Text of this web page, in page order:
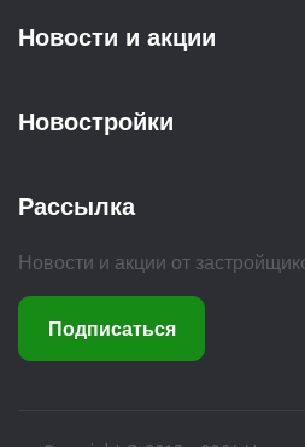
Новости и акции
Новостройки
Рассылка
Новости и акции от
Подписаться